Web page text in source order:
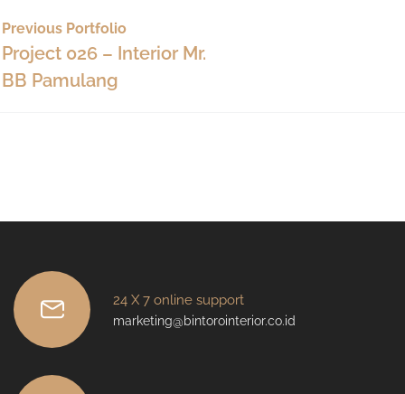
Previous Portfolio
Project 026 – Interior Mr.
BB Pamulang
24 X 7 online support
marketing@bintorointerior.co.id